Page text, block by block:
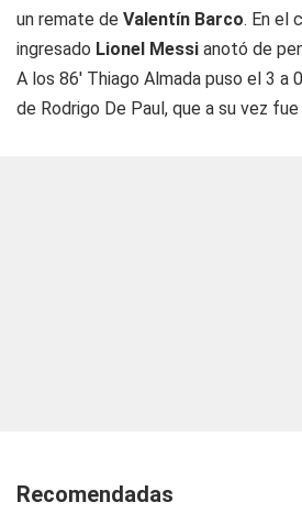
un remate de Valentín Barco. En el
ingresado Lionel Messi anotó de
A los 86' Thiago Almada puso el 3 a
de Rodrigo De Paul, que a su vez
Recomendadas